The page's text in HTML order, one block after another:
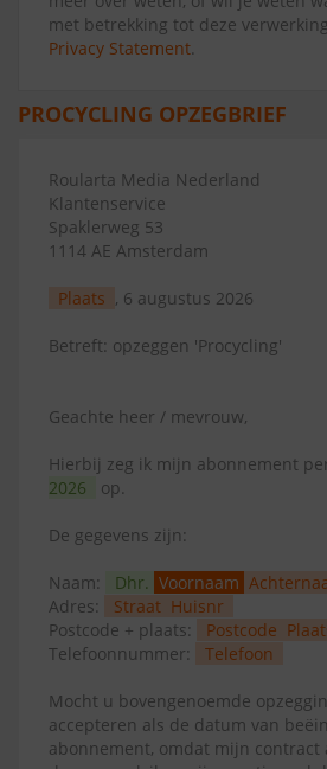
met betrekking tot deze
Privacy Statement.
PROCYCLING OPZEGBRIEF
Roularta Media Nederland
Klantenservice
Spaklerweg 53
1114 AE Amsterdam
Plaats , 6 augustus 2026
Betreft: opzeggen 'Procycling'
Geachte heer / mevrouw,
Hierbij zeg ik mijn abonnement
2026
op.
De gegevens zijn:
Naam: Dhr. Voornaam
Adres:
Straat Huisnr
Postcode + plaats:
Postcode
Telefoonnummer:
Telefoon
Mocht u bovengenoemde
accepteren als de datum van
abonnement, omdat mijn contract